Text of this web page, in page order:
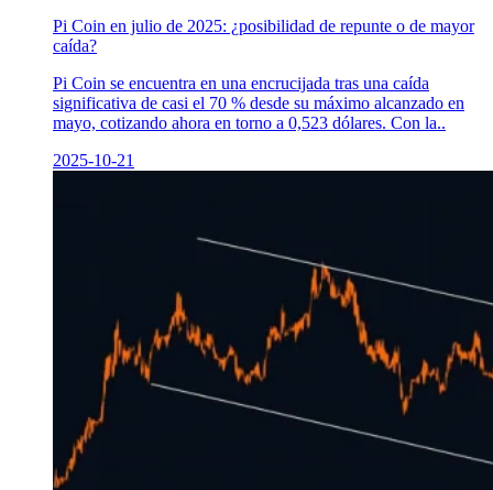
Pi Coin en julio de 2025: ¿posibilidad de repunte o de mayor
caída?
Pi Coin se encuentra en una encrucijada tras una caída
significativa de casi el 70 % desde su máximo alcanzado en
mayo, cotizando ahora en torno a 0,523 dólares. Con la..
2025-10-21